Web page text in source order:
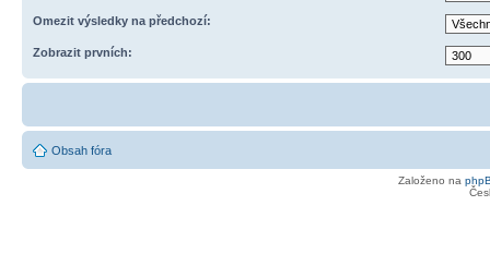
Omezit výsledky na předchozí:
Zobrazit prvních:
Obsah fóra
Založeno na